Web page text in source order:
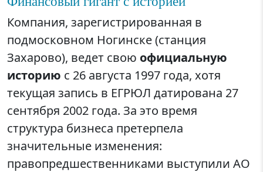
Компания, зарегистрированная в
подмосковном Ногинске (станция
Захарово), ведет свою официальную
историю с 26 августа 1997 года, хотя
текущая запись в ЕГРЮЛ датирована 27
сентября 2002 года. За это время
структура бизнеса претерпела
значительные изменения:
правопредшественниками выступили АО